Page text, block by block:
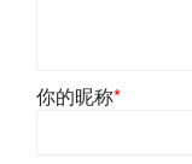
你的昵称*